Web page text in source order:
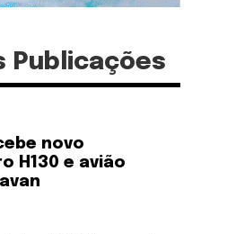
Publicações
novo
H130 e avião